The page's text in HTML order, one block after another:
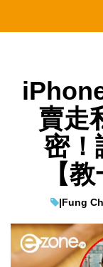
賣走
密！
【
|Fung